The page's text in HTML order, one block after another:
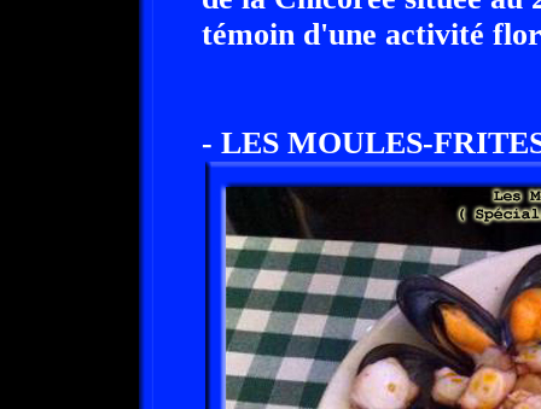
témoin d'une activité
- LES MOULES-